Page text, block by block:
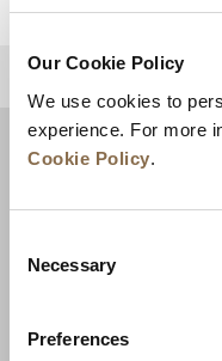
Our Cookie Policy
We use cookies to
experience. For more
Cookie Policy.
Selection
Necessary
Preferences